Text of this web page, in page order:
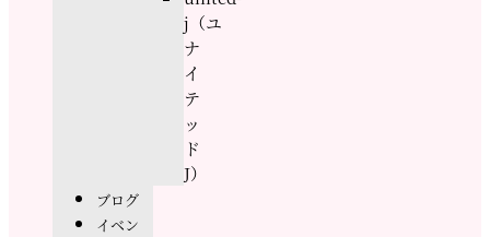
j（ユ
ナ
イ
テ
ッ
ド
J）
ブログ
イベン